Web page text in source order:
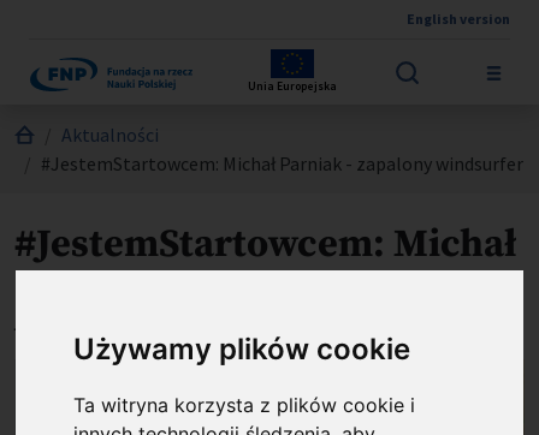
Używamy plików cookie
Ta witryna korzysta z plików cookie i
English version
Unia Europejska
Jesteś tutaj:
Aktualności
#JestemStartowcem: Michał Parniak - zapalony windsurfer
#JestemStartowcem: Michał
windsurfer